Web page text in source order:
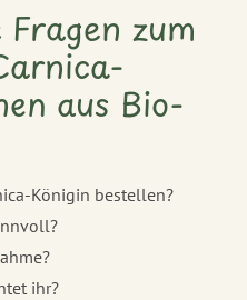
zum
aus Bio-
Königin bestellen?
ihr?